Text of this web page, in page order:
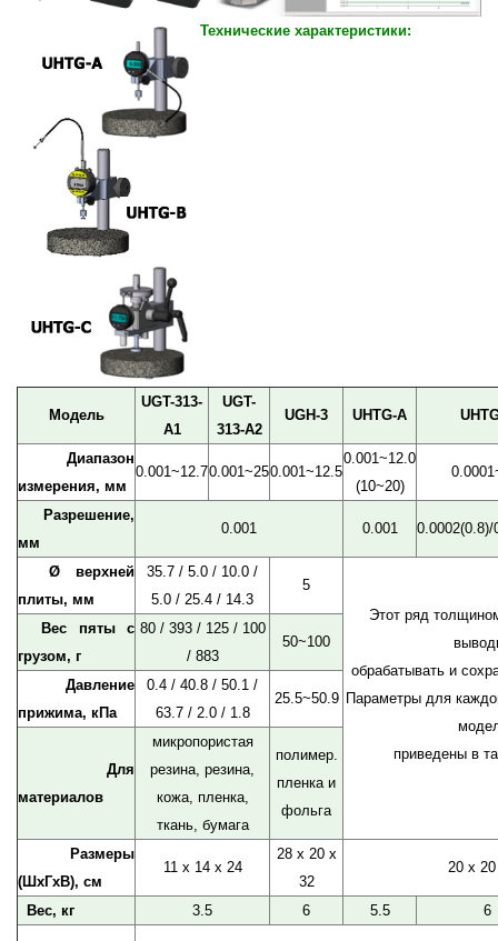
Технические характеристики:
Модель
UGT-313-
A1
UGT-
313-A2
UGH-3 UHTG-A
Диапазон
измерения, мм
0.001~12.70.001~250.001~12.5
0.001~12.0
(10~20)
Разрешение,
мм
0.001 0.001 0.0002(0.8)/
Ø верхней
плиты, мм
35.7 / 5.0 / 10.0 /
5.0 / 25.4 / 14.3
5
Этот ряд
обрабатывать и
Параметры для
приведены в
Вес пяты с
грузом, г
80 / 393 / 125 / 100
/ 883
50~100
Давление
прижима, кПа
0.4 / 40.8 / 50.1 /
63.7 / 2.0 / 1.8
25.5~50.9
Для
материалов
микропористая
резина, резина,
кожа, пленка,
ткань, бумага
полимер.
пленка и
фольга
Размеры
(ШxГxВ), см
11 x 14 x 24
28 x 20 x
32
20 x
Вес, кг 3.5 6 5.5 6